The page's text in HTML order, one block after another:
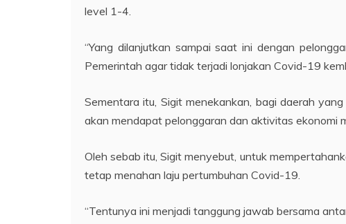
level 1-4.
“Yang dilanjutkan sampai saat ini dengan
Pemerintah agar tidak terjadi lonjakan Covid-19
Sementara itu, Sigit menekankan, bagi daerah
akan mendapat pelonggaran dan aktivitas ekonomi
Oleh sebab itu, Sigit menyebut, untuk
tetap menahan laju pertumbuhan Covid-19.
“Tentunya ini menjadi tanggung jawab bersama